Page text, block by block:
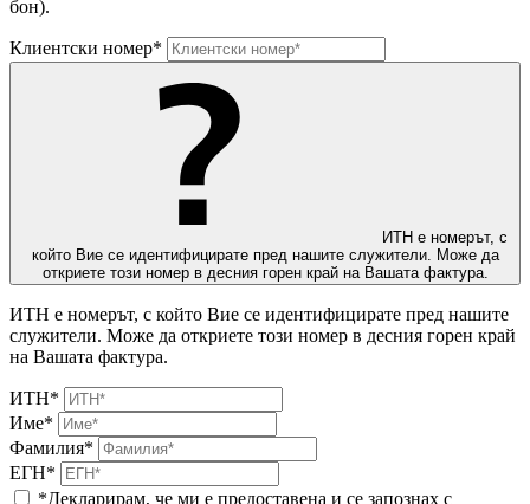
бон).
Клиентски номер*
ИТН е номерът, с
който Вие се идентифицирате пред нашите служители. Може да
откриете този номер в десния горен край на Вашата фактура.
ИТН е номерът, с който Вие се идентифицирате пред нашите
служители. Може да откриете този номер в десния горен край
на Вашата фактура.
ИТН*
Име*
Фамилия*
ЕГН*
*Декларирам, че ми е предоставена и се запознах с